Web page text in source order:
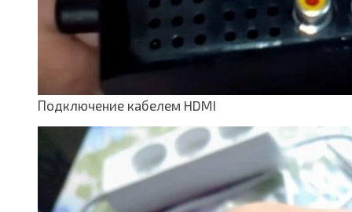
Подключение кабелем HDMI